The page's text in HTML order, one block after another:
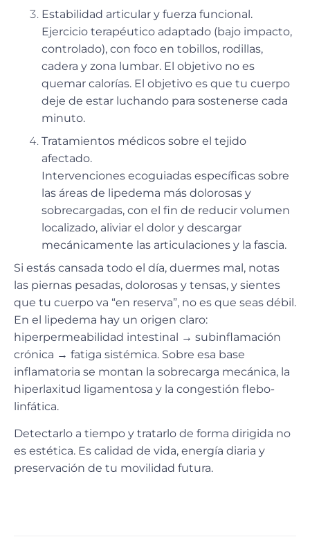
Estabilidad articular y fuerza funcional.
Ejercicio terapéutico adaptado (bajo impacto,
controlado), con foco en tobillos, rodillas,
cadera y zona lumbar. El objetivo no es
quemar calorías. El objetivo es que tu cuerpo
deje de estar luchando para sostenerse cada
minuto.
Tratamientos médicos sobre el tejido
afectado.
Intervenciones ecoguiadas específicas sobre
las áreas de lipedema más dolorosas y
sobrecargadas, con el fin de reducir volumen
localizado, aliviar el dolor y descargar
mecánicamente las articulaciones y la fascia.
Si estás cansada todo el día, duermes mal, notas
las piernas pesadas, dolorosas y tensas, y sientes
que tu cuerpo va “en reserva”, no es que seas débil.
En el lipedema hay un origen claro:
hiperpermeabilidad intestinal → subinflamación
crónica → fatiga sistémica. Sobre esa base
inflamatoria se montan la sobrecarga mecánica, la
hiperlaxitud ligamentosa y la congestión flebo-
linfática.
Detectarlo a tiempo y tratarlo de forma dirigida no
es estética. Es calidad de vida, energía diaria y
preservación de tu movilidad futura.